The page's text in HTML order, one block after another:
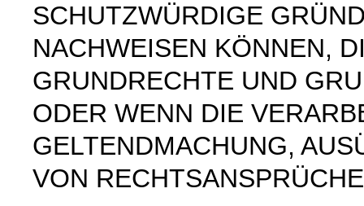
SCHUTZWÜRDIGE
NACHWEISEN KÖNNEN,
GRUNDRECHTE UND
ODER WENN DIE
GELTENDMACHUNG,
VON